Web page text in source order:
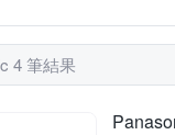
4 筆結果